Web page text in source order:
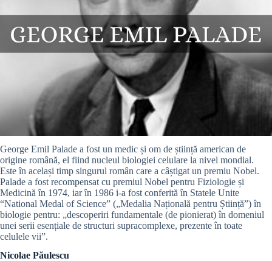
George Emil Palade a fost un medic și om de știință american de
origine română, el fiind nucleul biologiei celulare la nivel mondial.
Este în același timp singurul român care a câștigat un premiu Nobel.
Palade a fost recompensat cu premiul Nobel pentru Fiziologie și
Medicină în 1974, iar în 1986 i-a fost conferită în Statele Unite
“National Medal of Science” („Medalia Națională pentru Știință”) în
biologie pentru: „descoperiri fundamentale (de pionierat) în domeniul
unei serii esențiale de structuri supracomplexe, prezente în toate
celulele vii”.
Nicolae Păulescu